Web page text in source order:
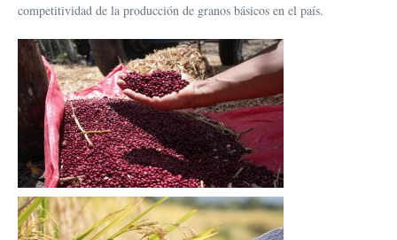
competitividad de la producción de granos básicos en el país.